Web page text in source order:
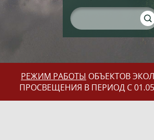
РЕЖИМ РАБОТЫ ОБЪЕКТОВ
ПРОСВЕЩЕНИЯ В ПЕРИОД С